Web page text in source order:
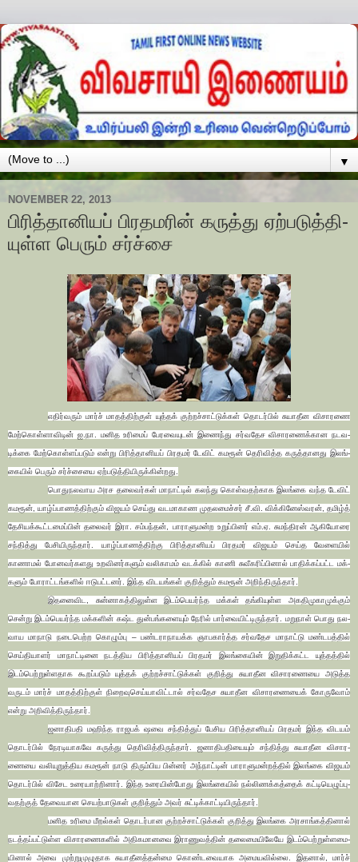
▼
NOVEMBER 22, 2013
பிரித்­தா­னியப் பிர­த­மரின் கருத்து ஏற்­ப­டுத்­தி­
யுள்ள பெரும் சர்ச்சை
எதிர்­வரும் மார்ச் மாதத்­திற்குள் யுத்தக் குற்­றச்­சாட்­டுக்கள் தொடர்பில் சுயா­தீன விசா­ரணை
மேற்­கொள்­ளா­விடின் ஐ.நா. மனித உரிமைப் பேர­வை­யுடன் இணைந்து சர்­வ­தேச விசா­ர­ணைக்­கான நட­வ­
டிக்கை மேற்­கொள்­ளப்­படும் என்று பிரித்­தா­னியப் பிர­தமர் டேவிட் கமரூன் தெரி­வித்த கருத்­தா­னது இலங்­
கையில் பெரும் சர்ச்­சையை ஏற்­ப­டுத்­தி­யி­ருக்­கின்­றது.
பொது­ந­ல­வாய அரச தலை­வர்கள் மாநாட்டில் கலந்து கொள்­வ­தற்­காக இலங்கை வந்த டேவிட்
கமரூன், யாழ்ப்­பா­ணத்­திற்கும் விஜயம் செய்து வட­மா­காண முத­ல­மைச்சர் சீ.வி. விக்­கி­னேஸ்­வரன், தமிழ்த்
தேசி­யக்­கூட்­ட­மைப்பின் தலைவர் இரா. சம்­பந்தன், பாரா­ளு­மன்ற உறுப்­பினர் எம்.ஏ. சுமந்­திரன் ஆகி­யோரை
சந்­தித்து பேசி­யி­ருந்தார். யாழ்ப்­பா­ணத்­திற்கு பிரித்­தா­னியப் பிர­தமர் விஜயம் செய்த வேளையில்
காணாமல் போன­வர்­க­ளது உற­வி­னர்­களும் வலி­காமம் வடக்கில் காணி சுவீ­க­ரிப்­பினால் பாதிக்­கப்­பட்ட மக்­
களும் போராட்­டங்­களில் ஈடு­பட்­டனர். இந்த விட­யங்கள் குறித்தும் கமரூன் அறிந்­தி­ருந்தார்.
இத­னை­விட, சுன்­னா­கத்­தி­லுள்ள இடம்பெயர்ந்த மக்கள் தங்­கி­யுள்ள அக­தி­மு­கா­முக்கும்
சென்று இடம்பெயர்ந்த மக்­களின் கஷ்ட துன்­பங்­க­ளையும் நேரில் பார்­வை­யிட்­டி­ருந்தார். மறுநாள் பொது ­ந­ல­
வாய மாநாடு நடை­பெற்ற கொழும்பு – பண்­ட­ரா­நா­யக்க ஞாபகார்த்த சர்­வ­தேச மாநாட்டு மண்­ட­பத்தில்
செய்­தி­யாளர் மாநாட்­டினை நடத்­திய பிரித்­தா­னியப் பிர­தமர் இலங்­கையின் இறு­திக்­கட்ட யுத்­தத்தில்
இடம்பெற்­றுள்­ள­தாக கூறப்­படும் யுத்தக் குற்­றச்­சாட்­டுக்கள் குறித்து சுயா­தீன விசா­ர­ணையை அடுத்த
வருடம் மார்ச் மாதத்­திற்குள் நிறைவுசெய்­யா­விட்டால் சர்­வ­தேச சுயா­தீன விசா­ர­ணையைக் கோருவோம்
என்று அறி­வித்­தி­ருந்தார்.
ஜனா­தி­பதி மஹிந்­த ­ரா­ஜ­ப­க் ஷவை சந்­தித்­துப் ­பே­சிய பிரித்­தா­னியப் பிர­தமர் இந்த விடயம்
தொடர்பில் நேர­டி­யா­கவே கருத்து தெரி­வித்­தி­ருந்தார். ஜனா­தி­ப­தி­யையும் சந்­தித்து சுயா­தீன விசா­ர­
ணையை வலி­யு­றுத்­திய கமரூன் நாடு திரும்­பிய பின்னர் அந்­நாட்டின் பாரா­ளு­மன்­றத்தில் இலங்கை விஜயம்
தொடர்பில் விசேட உரை­யாற்­றினார். இந்த உரை­யின்­போது இலங்­கையில் நல்­லி­ணக்­கத்தைக் கட்­டி­யெ­ழுப்­பு­
வ­தற்குத் தேவை­யான செயற்­பா­டுகள் குறித்தும் அவர் சுட்­டிக்­காட்­டி­யி­ருந்தார்.
மனித உரிமை மீறல்கள் தொடர்­பான குற்­றச்­சாட்­டுக்கள் குறித்து இலங்கை அர­சாங்­கத்­தினால்
நடத்­தப்­பட்­டுள்ள விசா­ர­ணை­களில் அதி­க­மா­னவை இரா­ணு­வத்தின் தலை­மை­யி­லேயே இடம்பெற்­றுள்­ள­மை­
யினால் அவை முற்­று­மு­ழு­தாக சுயா­தீனத்தன்மை கொண்­ட­வை­யாக அமை­ய­வில்லை. இதனால், மார்ச்